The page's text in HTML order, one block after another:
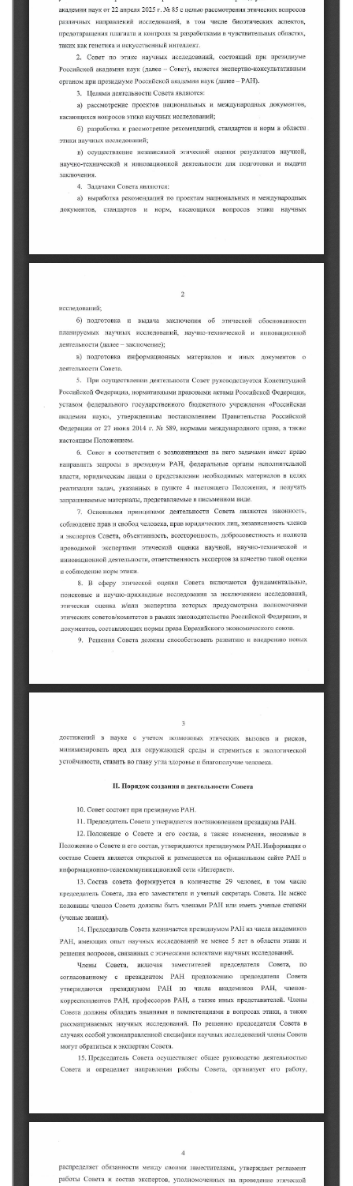
Красноярский край
Липецкая область
Ленинградская область
г. Москва
Московская область
Мурманская область
Нижегородская область
Новгородская область
Новосибирская область
Оренбургская область
Республика Башкортостан
Республика Бурятия
Республика Карелия
Республика Калмыкия
Республика Хакасия
Ростовская область
г. Санкт-Петербург
г. Севастополь
Самарская область СОРС
Самарская область ПРИЗМА
Самарская область СГОРС
Свердловская область
Смоленская область
Ставропольский край
Томская область
Ульяновская область